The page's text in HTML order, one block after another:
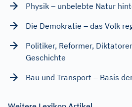
Physik – unbelebte Natur
Die Demokratie – das Volk
Politiker, Reformer,
Geschichte
Bau und Transport – Basis